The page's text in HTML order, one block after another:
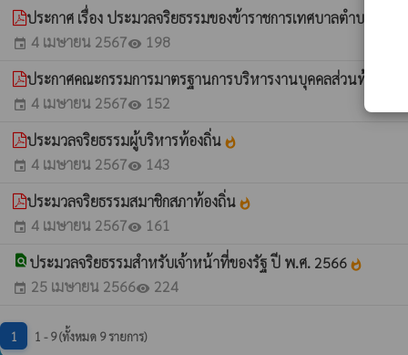
ประกาศ เรื่อง ประมวลจริยธรรมของข้าราชการเทศบาลตำบลผาสุก
event 4 เมษายน 2567visibility 198
ประกาศคณะกรรมการมาตรฐานการบริหารงานบุคคลส่วนท้องถิ่
event 4 เมษายน 2567visibility 152
ประมวลจริยธรรมผู้บริหารท้องถิ่น whatshot
event 4 เมษายน 2567visibility 143
ประมวลจริยธรรมสมาชิกสภาท้องถิ่น whatshot
event 4 เมษายน 2567visibility 161
find_in_page ประมวลจริยธรรมสำหรับเจ้าหน้าที่ของรัฐ ปี พ.ศ. 2566 whatshot
event 25 เมษายน 2566visibility 224
1 1 - 9 (ทั้งหมด 9 รายการ)